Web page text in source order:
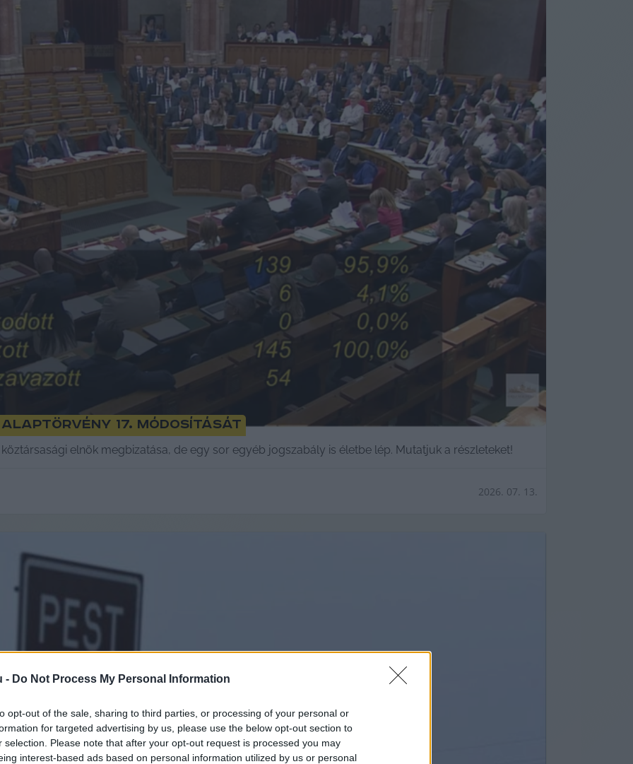
- Do Not Process My Personal Information
opt-out of the sale, sharing to third parties, or processing of your personal or
for targeted advertising by us, please use the below opt-out section to
selection. Please note that after your opt-out request is processed you may
interest-based ads based on personal information utilized by us or personal
17. módosítását
elnök megbizatása, de egy sor egyéb jogszabály is életbe lép. Mutatjuk a részleteket!
2026. 07. 13.